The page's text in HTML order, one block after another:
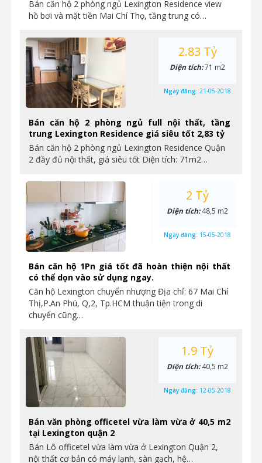
Bán căn hộ 2 phòng ngủ Lexington Residence view
hồ bơi và mặt tiền Mai Chí Thọ, tầng trung có…
Bán căn hộ 2 phòng ngủ full nội thất, tầng
trung Lexington Residence giá siêu tốt 2,83 tỷ
Bán căn hộ 2 phòng ngủ Lexington Residence Quận
2 đầy đủ nội thất, giá siêu tốt Diện tích: 71m2…
2.83 Tỷ
Diện tích:71 m2
Ngày đăng: 21-05-2018
Bán căn hộ 1Pn giá tốt đã hoàn thiện nội thất
có thể dọn vào sử dụng ngay.
Căn hộ Lexington chuyển nhượng Địa chỉ: 67 Mai Chí
Thị,P.An Phú, Q,2, Tp.HCM thuận tiện trong di
chuyển cũng…
2 Tỷ
Diện tích:48,5 m2
Ngày đăng: 15-05-2018
Bán văn phòng officetel vừa làm vừa ở 40,5 m2
tại Lexington quận 2
Bán Lô officetel vừa làm vừa ở Lexington Quận 2,
nội thất cơ bản có máy lạnh, sàn gạch, hệ…
1.9 Tỷ
Diện tích:40,5 m2
Ngày đăng: 12-05-2018